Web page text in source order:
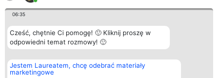
06:35
Cześć, chętnie Ci pomogę! 🙂 Kliknij proszę w
odpowiedni temat rozmowy! 🙂
Jestem Laureatem, chcę odebrać materiały
marketingowe
Organizator plebiscytu
Bright Side Solutions sp. z o.
o. sp. k.
Plebiscyt
Laureaci
Kontakt
Kontakt